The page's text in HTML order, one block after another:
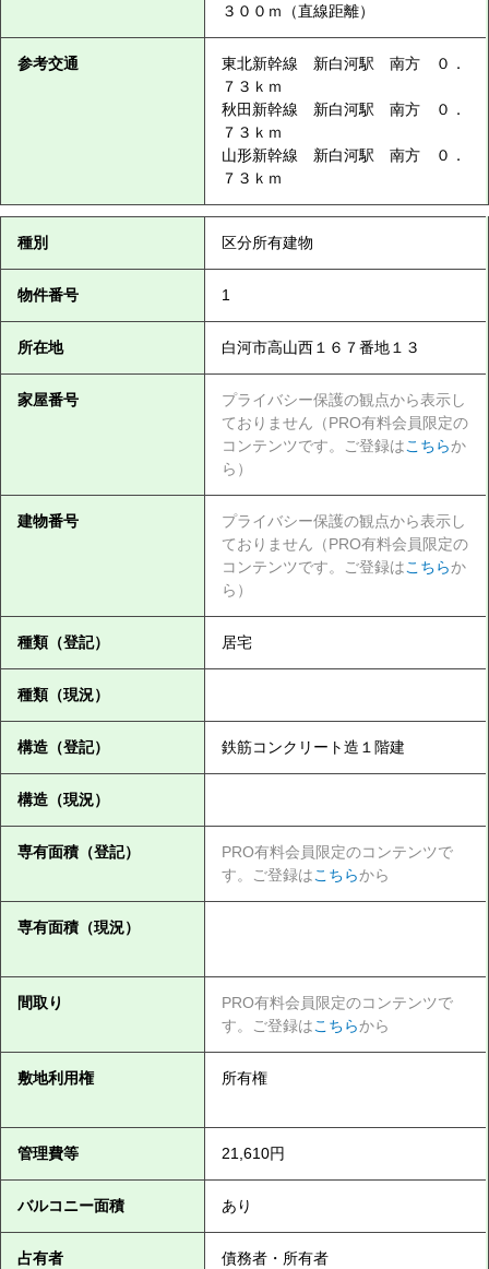
３００ｍ（直線距離）
参考交通
東北新幹線 新白河駅 南方 ０．
７３ｋｍ
秋田新幹線 新白河駅 南方 ０．
７３ｋｍ
山形新幹線 新白河駅 南方 ０．
７３ｋｍ
種別 区分所有建物
物件番号 1
所在地 白河市高山西１６７番地１３
家屋番号
プライバシー保護の観点から表示し
ておりません（PRO有料会員限定の
コンテンツです。ご登録はこちらか
ら）
建物番号
プライバシー保護の観点から表示し
ておりません（PRO有料会員限定の
コンテンツです。ご登録はこちらか
ら）
種類（登記） 居宅
種類（現況）
構造（登記） 鉄筋コンクリート造１階建
構造（現況）
専有面積（登記）
PRO有料会員限定のコンテンツで
す。ご登録はこちらから
専有面積（現況）
間取り
PRO有料会員限定のコンテンツで
す。ご登録はこちらから
敷地利用権 所有権
管理費等 21,610円
バルコニー面積 あり
占有者 債務者・所有者